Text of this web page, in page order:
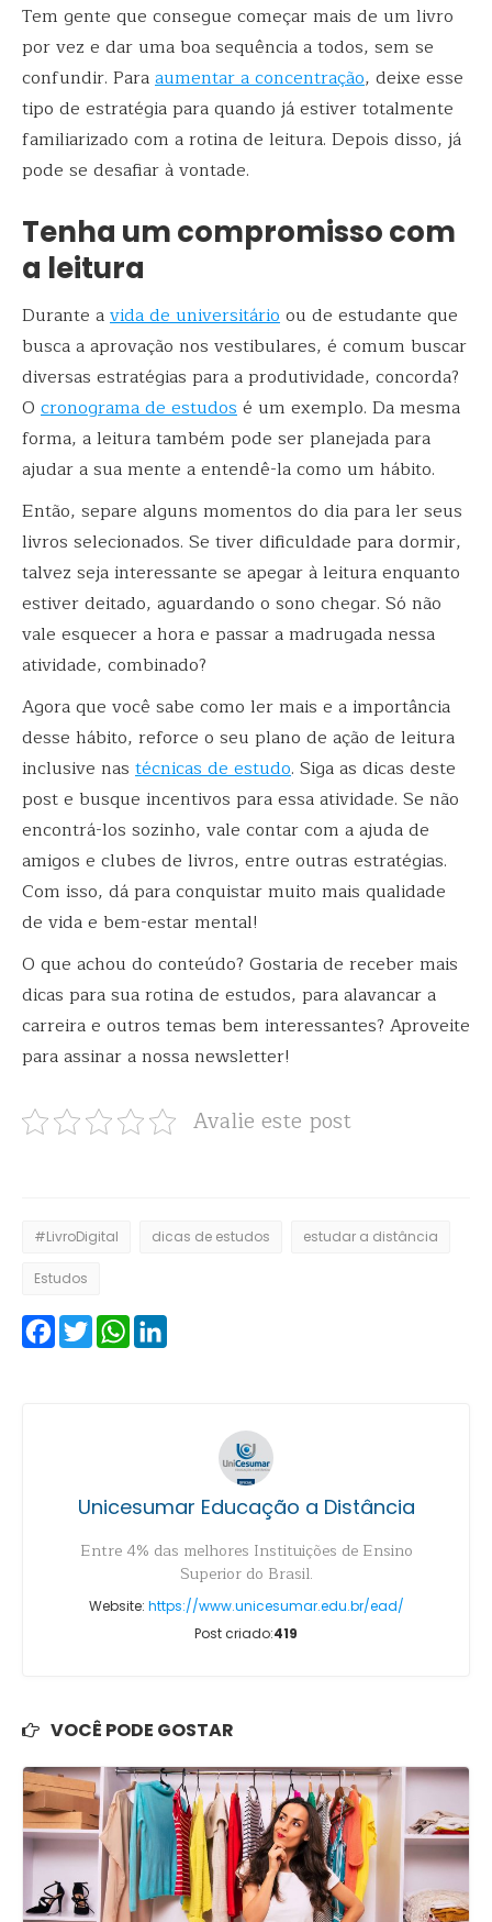
Tem gente que consegue começar mais de um livro
por vez e dar uma boa sequência a todos, sem se
confundir. Paraaumentar a concentração, deixe esse
tipo de estratégia para quando já estiver totalmente
familiarizado com a rotina de leitura. Depois disso, já
pode se desafiar à vontade.
Tenha um compromisso com
a leitura
Durante avida de universitárioou de estudante que
busca a aprovação nos vestibulares, é comum buscar
diversas estratégias para a produtividade, concorda?
O cronograma de estudosé um exemplo. Da mesma
forma, a leitura também pode ser planejada para
ajudar a sua mente a entendê-la como um hábito.
Então, separe alguns momentos do dia para ler seus
livros selecionados. Se tiver dificuldade para dormir,
talvez seja interessante se apegar à leitura enquanto
estiver deitado, aguardando o sono chegar. Só não
vale esquecer a hora e passar a madrugada nessa
atividade, combinado?
Agora que você sabe como ler mais e a importância
desse hábito, reforce o seu plano de ação de leitura
inclusive nas técnicas de estudo. Siga as dicas deste
post e busque incentivos para essa atividade. Se não
encontrá-los sozinho, vale contar com a ajuda de
amigos e clubes de livros, entre outras estratégias.
Com isso, dá para conquistar muito mais qualidade
de vida e bem-estar mental!
O que achou do conteúdo? Gostaria de receber mais
dicas para sua rotina de estudos, para alavancar a
carreira e outros temas bem interessantes? Aproveite
para assinar a nossa newsletter!
Avalie este post
#LivroDigital dicas de estudos estudar a distância
Estudos
FacebookTwitterWhatsApp
Unicesumar Educação a Distância
Entre 4% das melhores Instituições de Ensino
Superior do Brasil.
Website: https://www.unicesumar.edu.br/ead/
Post criado:419
VOCÊ PODE GOSTAR